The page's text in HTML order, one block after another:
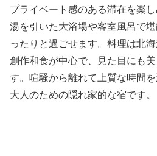
プライベート感のある滞在を楽
湯を引いた大浴場や客室風呂で
ったりと過ごせます。料理は北
創作和食が中心で、見た目にも
す。喧騒から離れて上質な時間を
大人のための隠れ家的な宿です。